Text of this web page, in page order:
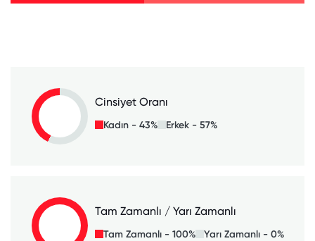
Cinsiyet Oranı
Kadın - 43% Erkek - 57%
Tam Zamanlı / Yarı Zamanlı
Tam Zamanlı - 100% Yarı Zamanlı - 0%